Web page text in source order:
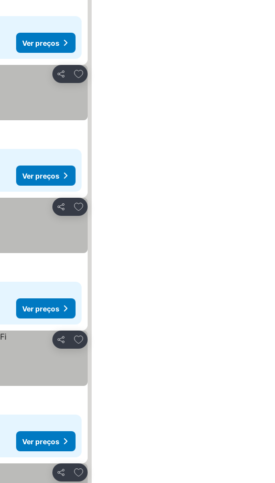
Ver preços
Partilhar
Adicionar aos favoritos
Ver preços
Partilhar
Adicionar aos favoritos
Ver preços
Partilhar
Adicionar aos favoritos
Ver preços
Partilhar
Adicionar aos favoritos